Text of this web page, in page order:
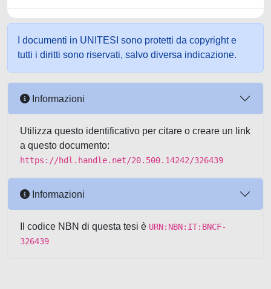
I documenti in UNITESI sono protetti da copyright e
tutti i diritti sono riservati, salvo diversa indicazione.
Informazioni
Utilizza questo identificativo per citare o creare un link
a questo documento:
https://hdl.handle.net/20.500.14242/326439
Informazioni
Il codice NBN di questa tesi è URN:NBN:IT:BNCF-
326439